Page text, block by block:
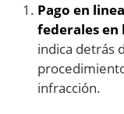
Pago en linea
federales en
indica detrás
infracción.